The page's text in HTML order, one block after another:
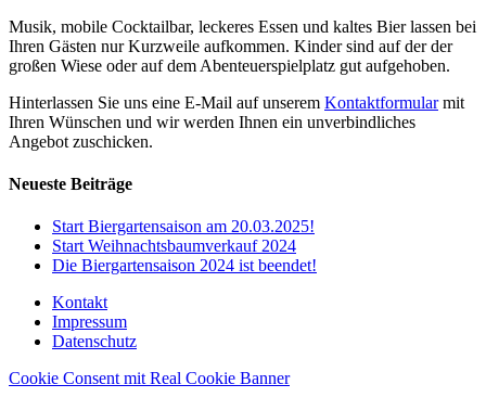
Musik, mobile Cocktailbar, leckeres Essen und kaltes Bier lassen bei
Ihren Gästen nur Kurzweile aufkommen. Kinder sind auf der der
großen Wiese oder auf dem Abenteuerspielplatz gut aufgehoben.
Hinterlassen Sie uns eine E-Mail auf unserem Kontaktformularmit
Ihren Wünschen und wir werden Ihnen ein unverbindliches
Angebot zuschicken.
Neueste Beiträge
Start Biergartensaison am 20.03.2025!
Start Weihnachtsbaumverkauf 2024
Die Biergartensaison 2024 ist beendet!
Kontakt
Impressum
Datenschutz
Cookie Consent mit Real Cookie Banner